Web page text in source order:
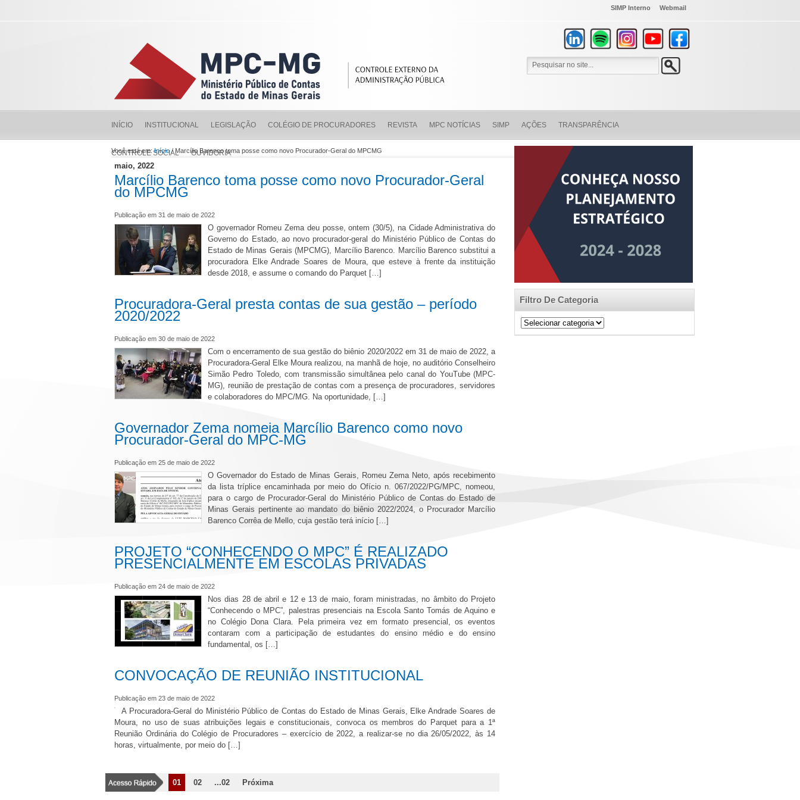
SIMP Interno Webmail
INÍCIO INSTITUCIONAL LEGISLAÇÃO COLÉGIO DE PROCURADORES REVISTA MPC NOTÍCIAS SIMP AÇÕES TRANSPARÊNCIA
CONTROLE SOCIAL OUVIDORIA
Filtro De Categoria
Filtro
Você está em:Início/ Marcílio Barenco toma posse como novo Procurador-Geral do MPCMG
maio, 2022
Marcílio Barenco toma posse como novo Procurador-Geral
do MPCMG
Publicação em 31 de maio de 2022
O governador Romeu Zema deu posse, ontem (30/5), na Cidade Administrativa do
Governo do Estado, ao novo procurador-geral do Ministério Público de Contas do
Estado de Minas Gerais (MPCMG), Marcílio Barenco. Marcílio Barenco substitui a
procuradora Elke Andrade Soares de Moura, que esteve à frente da instituição
desde 2018, e assume o comando do Parquet […]
Procuradora-Geral presta contas de sua gestão – período
2020/2022
Publicação em 30 de maio de 2022
Com o encerramento de sua gestão do biênio 2020/2022 em 31 de maio de 2022, a
Procuradora-Geral Elke Moura realizou, na manhã de hoje, no auditório Conselheiro
Simão Pedro Toledo, com transmissão simultânea pelo canal do YouTube (MPC-
MG), reunião de prestação de contas com a presença de procuradores, servidores
e colaboradores do MPC/MG. Na oportunidade, […]
Governador Zema nomeia Marcílio Barenco como novo
Procurador-Geral do MPC-MG
Publicação em 25 de maio de 2022
O Governador do Estado de Minas Gerais, Romeu Zema Neto, após recebimento
da lista tríplice encaminhada por meio do Ofício n. 067/2022/PG/MPC, nomeou,
para o cargo de Procurador-Geral do Ministério Público de Contas do Estado de
Minas Gerais pertinente ao mandato do biênio 2022/2024, o Procurador Marcílio
Barenco Corrêa de Mello, cuja gestão terá início […]
PROJETO “CONHECENDO O MPC” É REALIZADO
PRESENCIALMENTE EM ESCOLAS PRIVADAS
Publicação em 24 de maio de 2022
Nos dias 28 de abril e 12 e 13 de maio, foram ministradas, no âmbito do Projeto
“Conhecendo o MPC”, palestras presenciais na Escola Santo Tomás de Aquino e
no Colégio Dona Clara. Pela primeira vez em formato presencial, os eventos
contaram com a participação de estudantes do ensino médio e do ensino
fundamental, os […]
CONVOCAÇÃO DE REUNIÃO INSTITUCIONAL
Publicação em 23 de maio de 2022
A Procuradora-Geral do Ministério Público de Contas do Estado de Minas Gerais, Elke Andrade Soares de
Moura, no uso de suas atribuições legais e constitucionais, convoca os membros do Parquet para a 1ª
Reunião Ordinária do Colégio de Procuradores – exercício de 2022, a realizar-se no dia 26/05/2022, às 14
horas, virtualmente, por meio do […]
01 02 ...02 Próxima